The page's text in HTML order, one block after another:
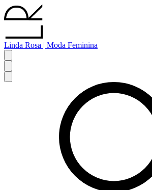
Linda Rosa | Moda Feminina